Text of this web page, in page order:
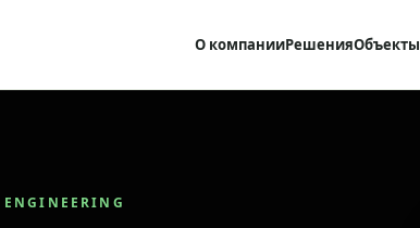
О компанииРешенияОбъекты
ENGINEERING